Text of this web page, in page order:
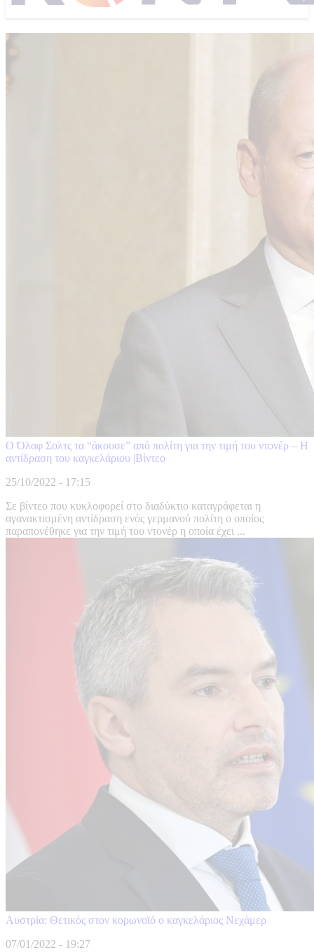
Ο Όλαφ Σολτς τα “άκουσε” από πολίτη για την τιμή του ντονέρ – Η
αντίδραση του καγκελάριου |Βίντεο
25/10/2022 - 17:15
Σε βίντεο που κυκλοφορεί στο διαδύκτιο καταγράφεται η
αγανακτισμένη αντίδραση ενός γερμανού πολίτη ο οποίος
παραπονέθηκε για την τιμή του ντονέρ η οποία έχει ...
Αυστρία: Θετικός στον κορωνοϊό ο καγκελάριος Νεχάμερ
07/01/2022 - 19:27